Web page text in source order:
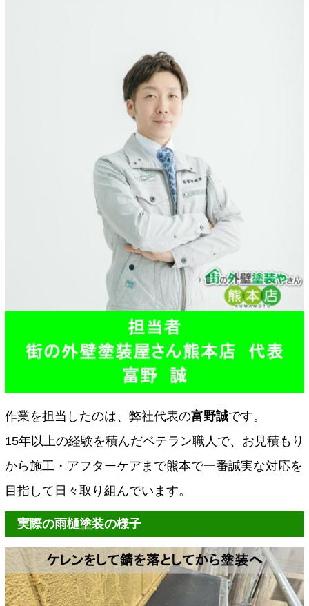
作業を担当したのは、弊社代表の富野誠です。
15年以上の経験を積んだベテラン職人で、お見積もり
から施工・アフターケアまで熊本で一番誠実な対応を
目指して日々取り組んでいます。
実際の雨樋塗装の様子